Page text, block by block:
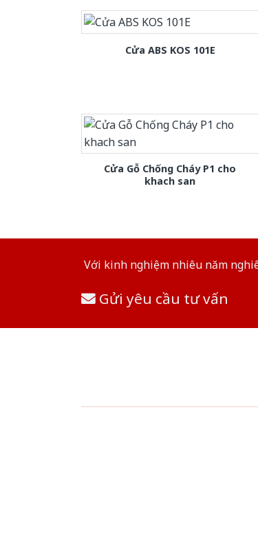
Cửa ABS KOS 101E
Cửa Gỗ Chống Cháy P1 cho
khach san
Với kinh nghiệm nhiêu năm
Gửi yêu cầu tư vấn